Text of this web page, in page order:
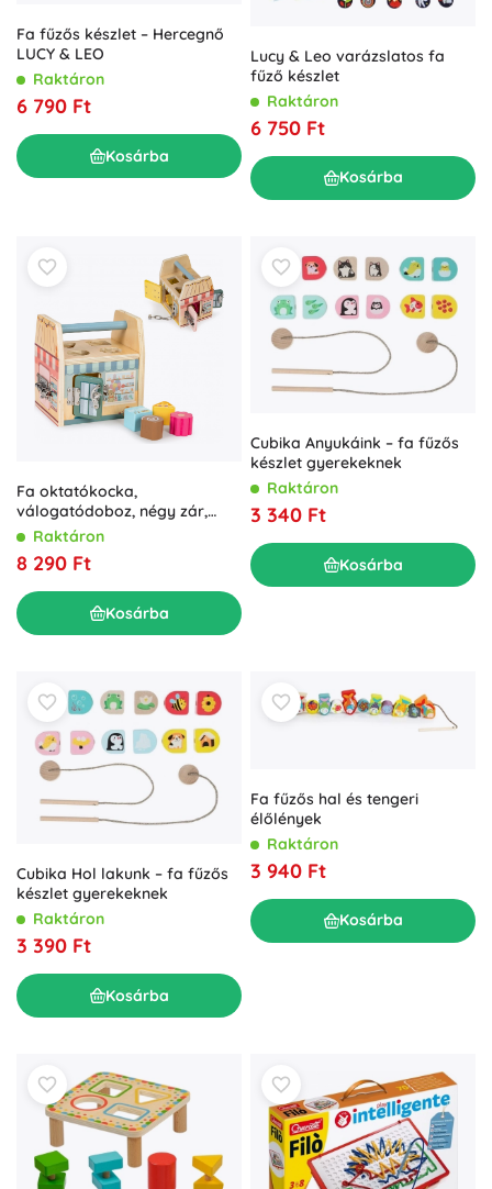
Fa fűzős készlet – Hercegnő
LUCY & LEO
Raktáron
6 790 Ft
Kosárba
Lucy & Leo varázslatos fa
fűző készlet
Raktáron
6 750 Ft
Kosárba
Fa oktatókocka,
válogatódoboz, négy zár,
fogantyú
Raktáron
8 290 Ft
Kosárba
Cubika Anyukáink – fa fűzős
készlet gyerekeknek
Raktáron
3 340 Ft
Kosárba
Cubika Hol lakunk – fa fűzős
készlet gyerekeknek
Raktáron
3 390 Ft
Kosárba
Fa fűzős hal és tengeri
élőlények
Raktáron
3 940 Ft
Kosárba